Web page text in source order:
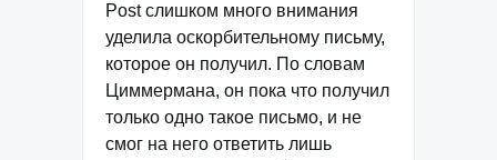
Post слишком много внимания
уделила оскорбительному письму,
которое он получил. По словам
Циммермана, он пока что получил
только одно такое письмо, и не
смог на него ответить лишь